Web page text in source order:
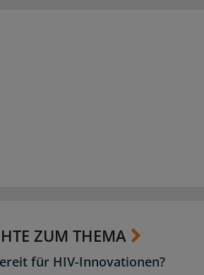
ZUM THEMA
für HIV-Innovationen?